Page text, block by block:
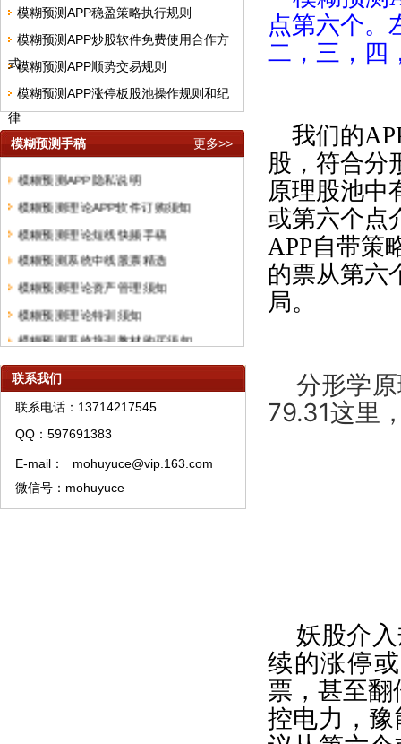
模糊预测APP稳盈策略执行规则
模糊预测APP炒股软件免费使用合作方
式模糊预测APP顺势交易规则
模糊预测APP涨停板股池操作规则和纪
律
模糊预测手稿
更多>>
模糊预测APP隐私说明
模糊预测理论APP软件订购须知
模糊预测理论短线快频手稿
模糊预测系统中线股票精选
模糊预测理论特训须知
模糊预测系统培训教材购买须知
联系我们
联系电话：13714217545
QQ：597691383
E-mail：
mohuyuce@vip.163.com
微信号：mohuyuce
点第六个。
二，三，四
我们的
股，符合分
原理股池中
或第六个点
APP自带策
的票从第六
局。
分形学
79.31这里
妖股介
续的涨停
票，甚至
控电力，